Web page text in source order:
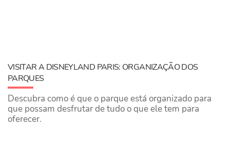
VISITAR A DISNEYLAND PARIS: ORGANIZAÇÃO DOS
PARQUES
Descubra como é que o parque está organizado para
que possam desfrutar de tudo o que ele tem para
oferecer.